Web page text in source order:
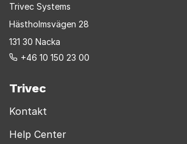
Trivec Systems
Hästholmsvägen 28
131 30 Nacka
+46 10 150 23 00
Trivec
Kontakt
Help Center